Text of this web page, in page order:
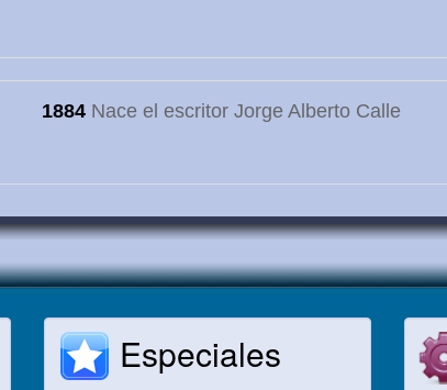
1884 Nace el escritor Jorge Alberto Calle
Especiales